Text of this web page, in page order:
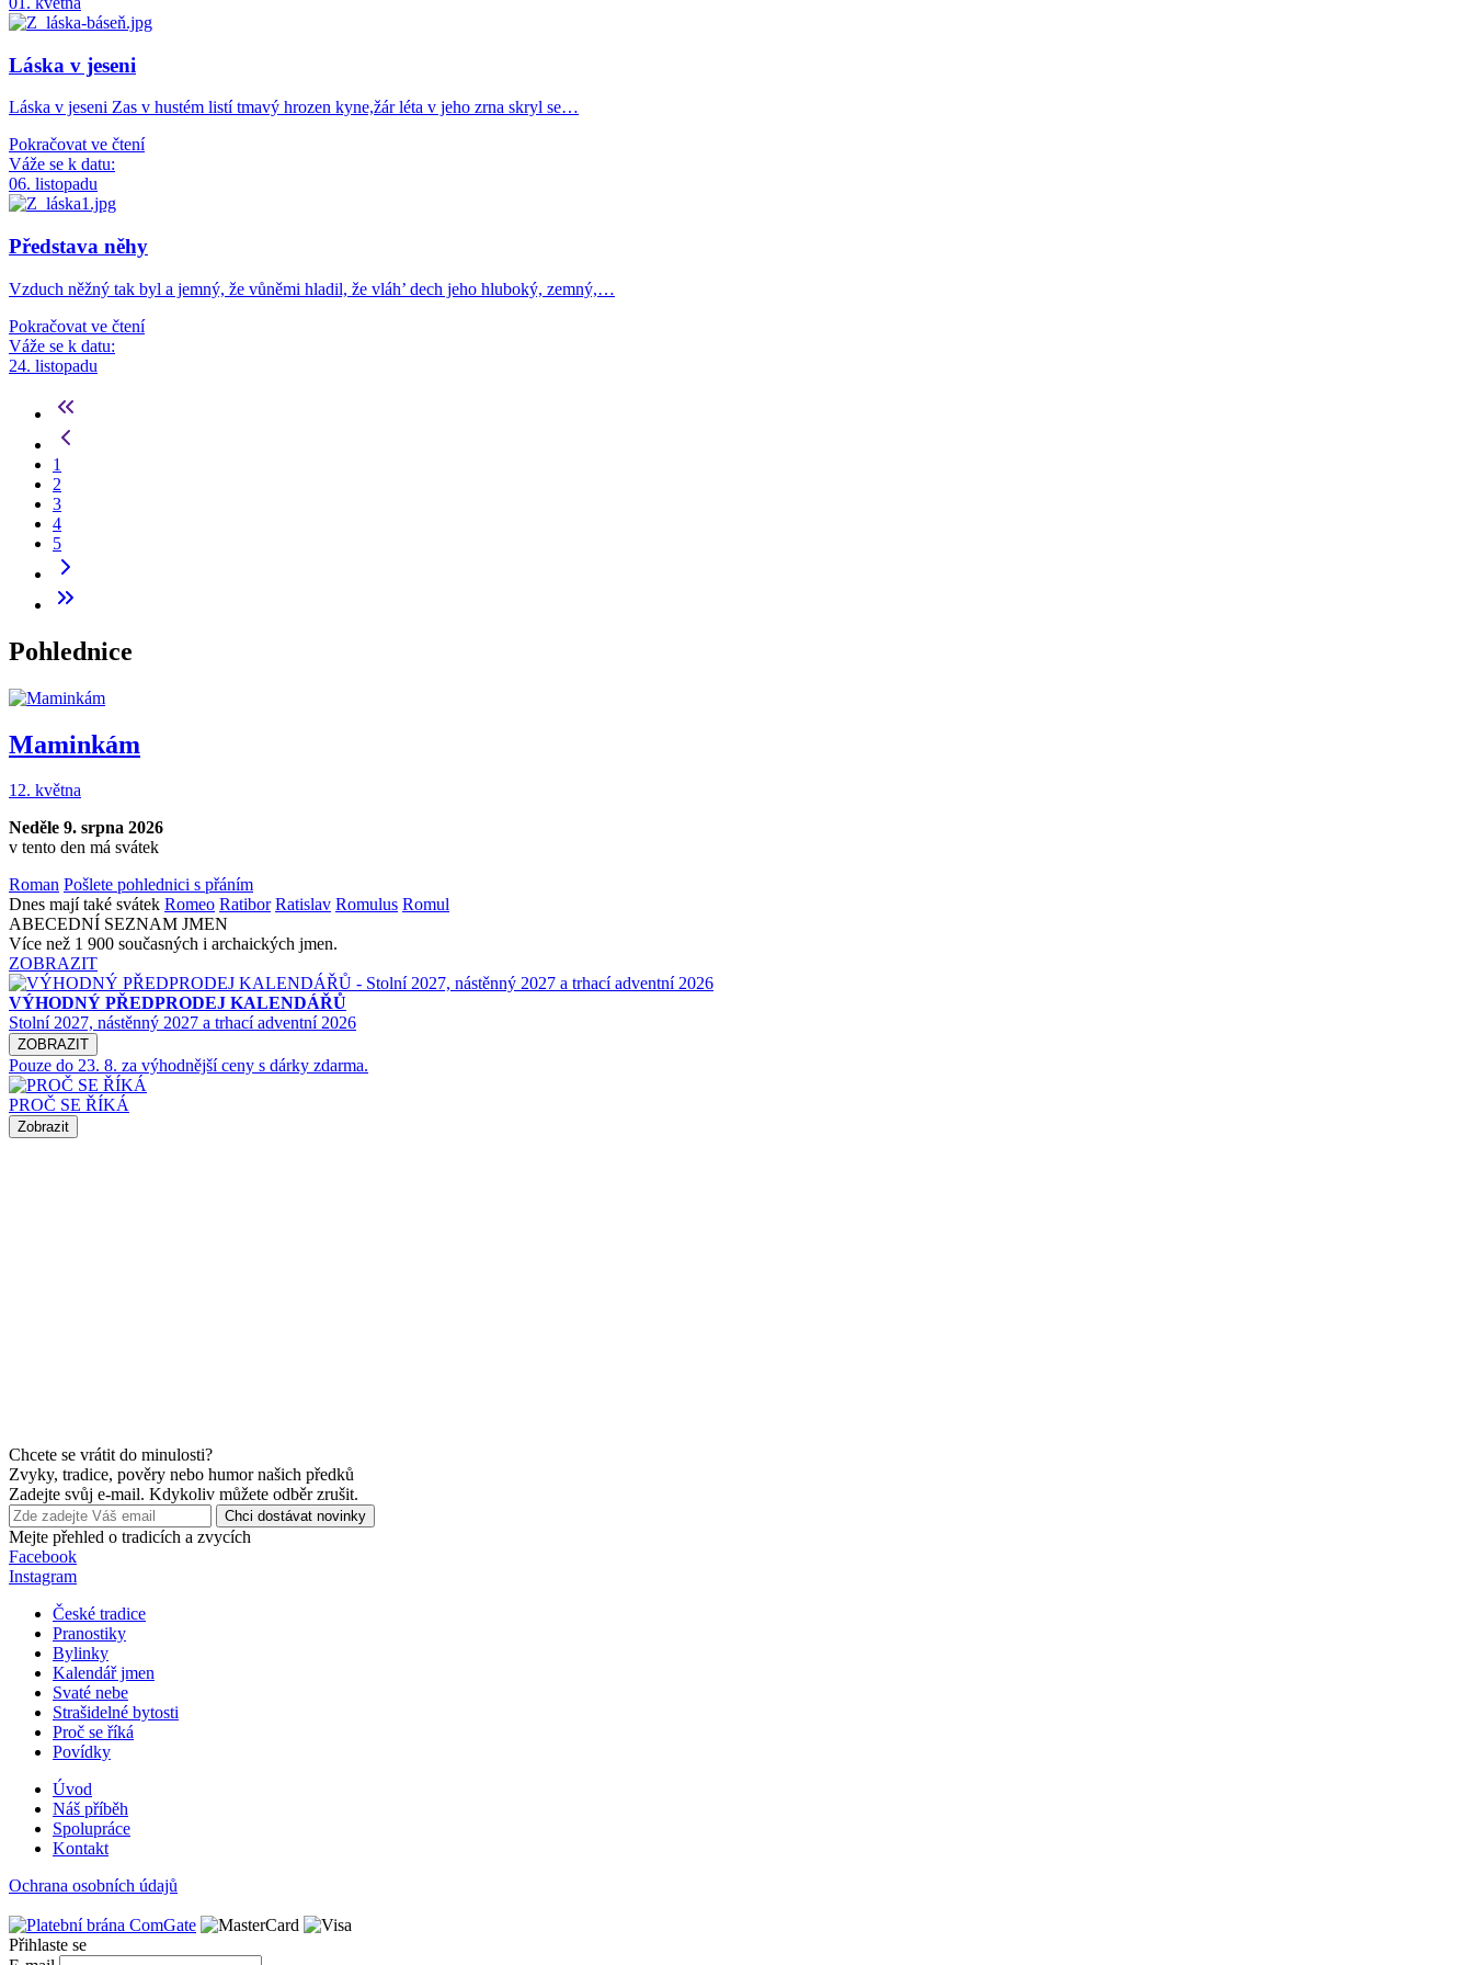
Láska v jeseni
Láska v jeseni Zas v hustém listí tmavý hrozen kyne,žár léta v jeho zrna skryl se…
Pokračovat ve čtení
Váže se k datu:
06. listopadu
Představa něhy
Vzduch něžný tak byl a jemný, že vůněmi hladil, že vláh’ dech jeho hluboký, zemný,…
Pokračovat ve čtení
Váže se k datu:
24. listopadu
1
2
3
4
5
Pohlednice
Maminkám
12. května
Neděle 9. srpna 2026
v tento den má svátek
Roman Pošlete pohlednici s přáním
Dnes mají také svátek Romeo Ratibor Ratislav Romulus Romul
ABECEDNÍ SEZNAM JMEN
Více než 1 900 současných i archaických jmen.
ZOBRAZIT
VÝHODNÝ PŘEDPRODEJ KALENDÁŘŮ
Stolní 2027, nástěnný 2027 a trhací adventní 2026
ZOBRAZIT
Pouze do 23. 8. za výhodnější ceny s dárky zdarma.
PROČ SE ŘÍKÁ
Zobrazit
Chcete se vrátit do minulosti?
Zvyky, tradice, pověry nebo humor našich předků
Zadejte svůj e-mail. Kdykoliv můžete odběr zrušit.
Chci dostávat novinky
Mejte přehled o tradicích a zvycích
Facebook
Instagram
České tradice
Pranostiky
Bylinky
Kalendář jmen
Svaté nebe
Strašidelné bytosti
Proč se říká
Povídky
Úvod
Náš příběh
Spolupráce
Kontakt
Ochrana osobních údajů
Přihlaste se